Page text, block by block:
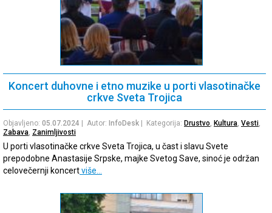
Koncert duhovne i etno muzike u porti vlasotinačke
crkve Sveta Trojica
Objavljeno: 05.07.2024 | Autor: InfoDesk | Kategorija: Drustvo, Kultura, Vesti,
Zabava, Zanimljivosti
U porti vlasotinačke crkve Sveta Trojica, u čast i slavu Svete
prepodobne Anastasije Srpske, majke Svetog Save, sinoć je održan
celovečernji koncertviše…